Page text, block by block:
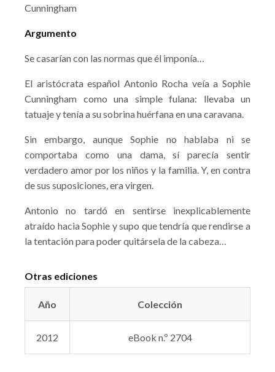
Cunningham
Argumento
Se casarían con las normas que él imponía…
El aristócrata español Antonio Rocha veía a Sophie
Cunningham como una simple fulana: llevaba un
tatuaje y tenía a su sobrina huérfana en una caravana.
Sin embargo, aunque Sophie no hablaba ni se
comportaba como una dama, sí parecía sentir
verdadero amor por los niños y la familia. Y, en contra
de sus suposiciones, era virgen.
Antonio no tardó en sentirse inexplicablemente
atraído hacia Sophie y supo que tendría que rendirse a
la tentación para poder quitársela de la cabeza…
Otras ediciones
Año Colección
2012 eBook n.º 2704